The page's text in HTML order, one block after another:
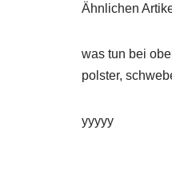
Ähnlichen
was tun bei
polster,
yyyyy